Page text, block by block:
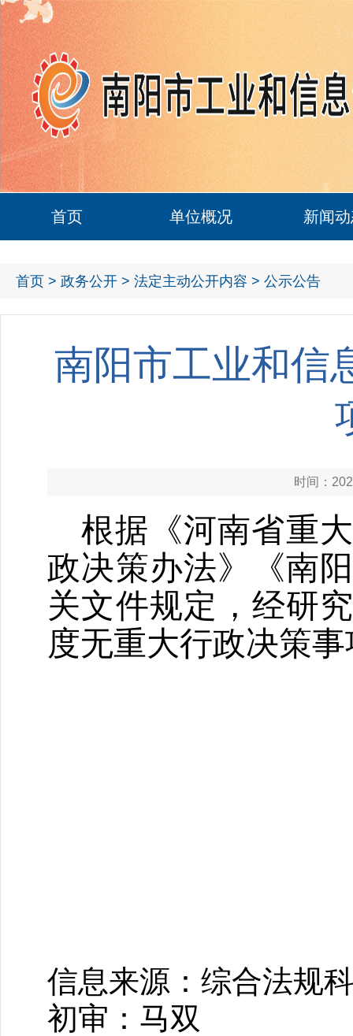
首页 单位概况 新闻
首页 > 政务公开 > 法定主动公开内容 > 公示公告
南阳市工业和信
时间：
根据《河南省重
政决策办法》
《南
关文件规定，经研
度无重大行政决策
信息来源：综合法规
初审：马双